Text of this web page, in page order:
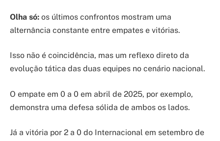
Olha só: os últimos confrontos mostram uma
alternância constante entre empates e vitórias.
Isso não é coincidência, mas um reflexo direto da
evolução tática das duas equipes no cenário nacional.
O empate em 0 a 0 em abril de 2025, por exemplo,
demonstra uma defesa sólida de ambos os lados.
Já a vitória por 2 a 0 do Internacional em setembro de